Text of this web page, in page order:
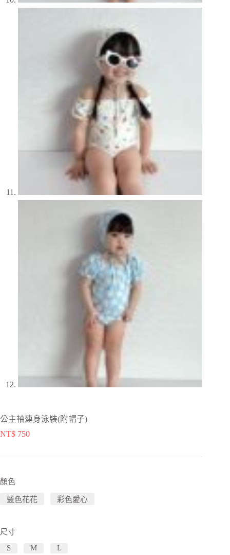
公主袖連身泳裝(附帽子)
NT$ 750
顏色
藍色花花 彩色愛心
尺寸
S
M L